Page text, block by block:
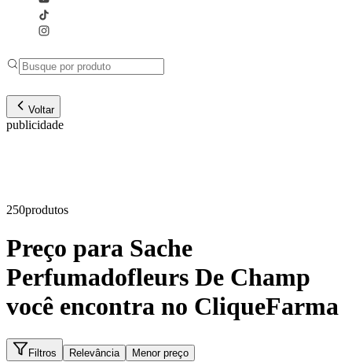
Voltar
publicidade
250produtos
Preço para Sache
Perfumadofleurs De Champ
você encontra no CliqueFarma
Filtros Relevância Menor preço